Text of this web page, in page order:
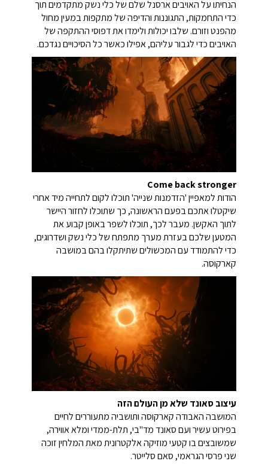
הנחיתו על האויבים ארסנל שלם של כלי נשק מתקדמים תוך
כדי התחמקות, התגוננות והדיפה של מתקפות במעין מחול
מהפנט וזורם. שלבו יכולות ולימדו את דפוסי ההתקפה של
האויבים כדי לגבור עליהם, אפילו כאשר כל הסיכויים נגדכם.
Come back stronger
הודות למאפיין 'הזדמנות שנייה' תוכלו לקום לתחייה מיד אחרי
שיקטלו אתכם בפעם הראשונה, כך שתוכלו לחזור היישר
לתוך האקשן. מעבר לכך, תוכלו לשפר באופן קבוע את
המטען שלכם בעזרת מערך מתפתח של כלי נשק ושדרוגים,
כדי להתמודד עם המכשולים שתיתקלו בהם במושבה
קארקוסה.
עיצוב סאונד שלא מן העולם הזה
המושבה האבודה קארקוסה ותושביה מתעוררים לחיים
בפירוט עשיר ועם סאונד מד"בי, תלת-ממדי ומלא אווירה,
שמשובצים בו קטעי מוזיקה אלקטרונית מאת המלחין זוכה
שני פרסי הגראמי, סאם סלייטר.